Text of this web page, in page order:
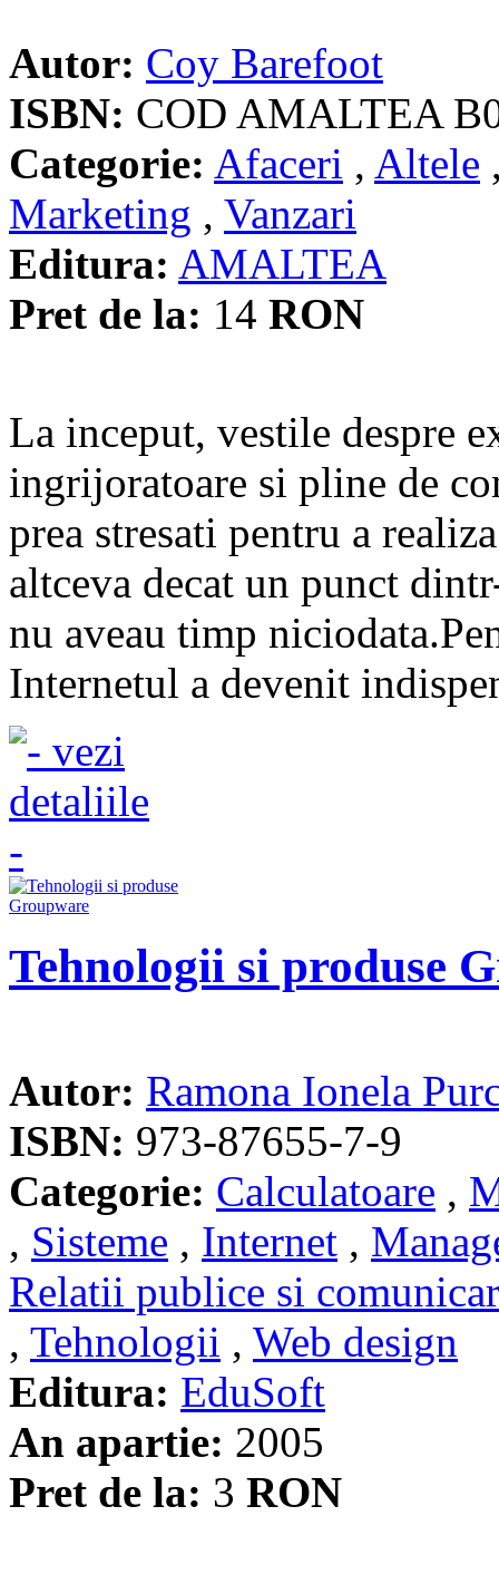
Autor: Coy Barefoot
ISBN: COD AMALTEA
Categorie: Afaceri , Altele
Marketing , Vanzari
Editura: AMALTEA
Pret de la: 14 RON
La inceput, vestile despre
ingrijoratoare si pline de
prea stresati pentru a
altceva decat un punct
nu aveau timp
Internetul a devenit
Tehnologii si produse
Autor: Ramona Ionela
ISBN: 973-87655-7-9
Categorie: Calculatoare ,
, Sisteme , Internet ,
Relatii publice si
, Tehnologii , Web design
Editura: EduSoft
An apartie: 2005
Pret de la: 3 RON